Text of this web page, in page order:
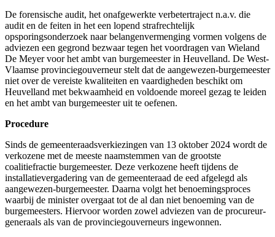
De forensische audit, het onafgewerkte verbetertraject n.a.v. die
audit en de feiten in het een lopend strafrechtelijk
opsporingsonderzoek naar belangenvermenging vormen volgens de
adviezen een gegrond bezwaar tegen het voordragen van Wieland
De Meyer voor het ambt van burgemeester in Heuvelland. De West-
Vlaamse provinciegouverneur stelt dat de aangewezen-burgemeester
niet over de vereiste kwaliteiten en vaardigheden beschikt om
Heuvelland met bekwaamheid en voldoende moreel gezag te leiden
en het ambt van burgemeester uit te oefenen.
Procedure
Sinds de gemeenteraadsverkiezingen van 13 oktober 2024 wordt de
verkozene met de meeste naamstemmen van de grootste
coalitiefractie burgemeester. Deze verkozene heeft tijdens de
installatievergadering van de gemeenteraad de eed afgelegd als
aangewezen-burgemeester. Daarna volgt het benoemingsproces
waarbij de minister overgaat tot de al dan niet benoeming van de
burgemeesters. Hiervoor worden zowel adviezen van de procureur-
generaals als van de provinciegouverneurs ingewonnen.